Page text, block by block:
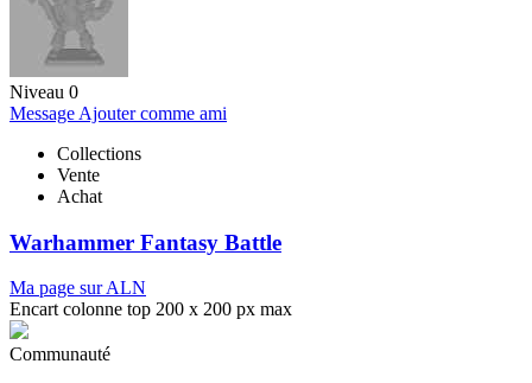
Niveau 0
Message Ajouter comme ami
Collections
Vente
Achat
Warhammer Fantasy Battle
Ma page sur ALN
Encart colonne top 200 x 200 px max
Communauté